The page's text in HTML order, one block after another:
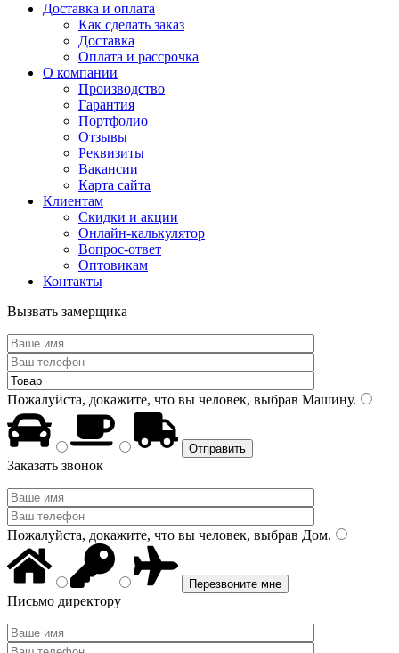
Доставка и оплата
Как сделать заказ
Доставка
Оплата и рассрочка
О компании
Производство
Гарантия
Портфолио
Отзывы
Реквизиты
Вакансии
Карта сайта
Клиентам
Скидки и акции
Онлайн-калькулятор
Вопрос-ответ
Оптовикам
Контакты
Вызвать замерщика
Пожалуйста, докажите, что вы человек, выбрав Машину.
Заказать звонок
Пожалуйста, докажите, что вы человек, выбрав Дом.
Письмо директору